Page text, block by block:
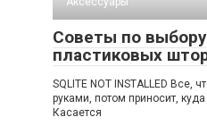
Советы по
пластиковых
SQLITE NOT INSTALLED Все,
руками, потом приносит,
Касается